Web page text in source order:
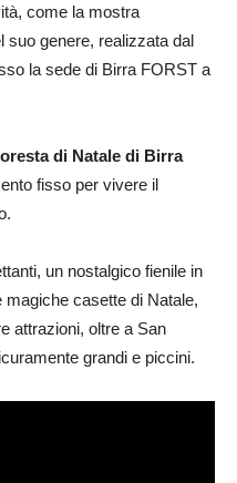
come la mostra
suo genere, realizzata dal
la sede di Birra FORST a
di Natale di Birra
fisso per vivere il
un nostalgico fienile in
magiche casette di Natale,
attrazioni, oltre a San
grandi e piccini.